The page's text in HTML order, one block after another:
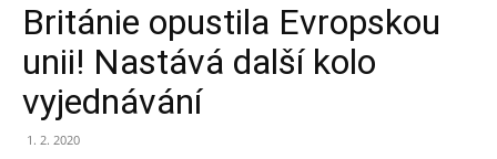
Británie opustila Evropskou
unii! Nastává další kolo
vyjednávání
1. 2. 2020